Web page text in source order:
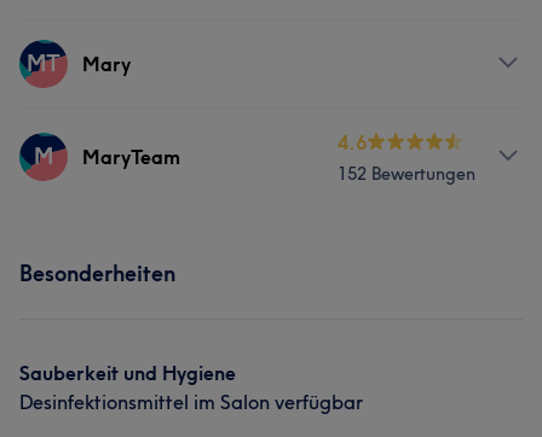
Services
MT Mary
Services
M MaryTeam
4.6
152 Bewertungen
Portfolio
Besonderheiten
Sauberkeit und Hygiene
Desinfektionsmittel im Salon verfügbar